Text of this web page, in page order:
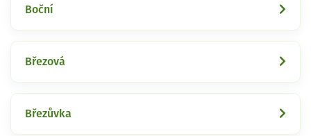
Boční
Březová
Březůvka